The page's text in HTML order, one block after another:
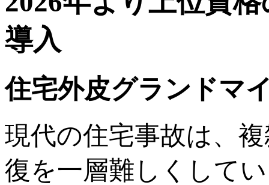
導入
住宅外皮グランドマ
現代の住宅事故は、
復を一層難しくして